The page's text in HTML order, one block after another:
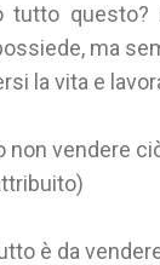
tutto
ma
la vita e
non vendere
è da